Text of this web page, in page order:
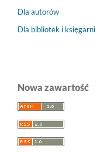
Dla autorów
Dla bibliotek i księgarni
Nowa zawartość